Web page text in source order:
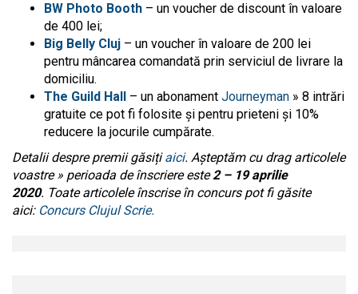
BW Photo Booth – un voucher de discount în valoare
de 400 lei;
Big Belly Cluj – un voucher în valoare de 200 lei
pentru mâncarea comandată prin serviciul de livrare la
domiciliu.
The Guild Hall – un abonament Journeyman » 8 intrări
gratuite ce pot fi folosite și pentru prieteni și 10%
reducere la jocurile cumpărate.
Detalii despre premii găsițiaici. Așteptăm cu drag articolele
voastre » perioada de înscriere este2 – 19 aprilie
2020. Toate articolele înscrise în concurs pot fi găsite
aici: Concurs Clujul Scrie.